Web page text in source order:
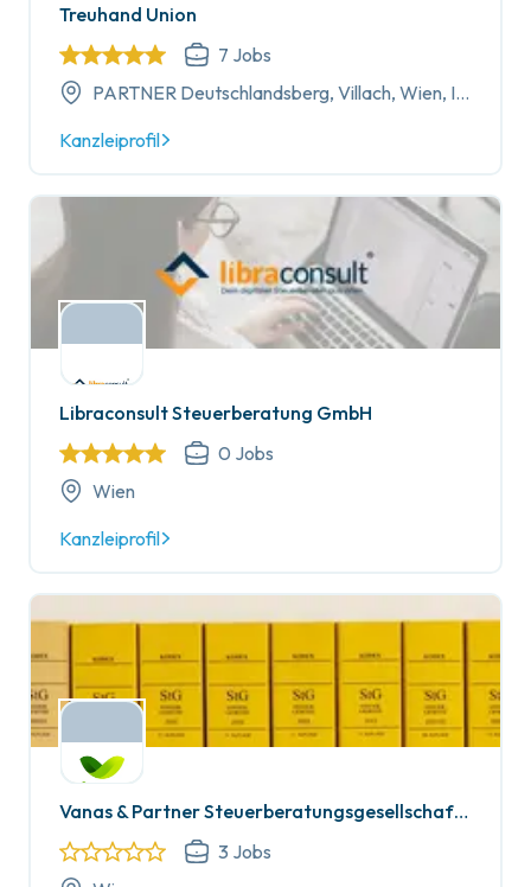
Treuhand Union
7 Jobs
PARTNER Deutschlandsberg, Villach, Wien, Innsbruck, Salzburg, Neusiedl am See, Baden, Klagenfurt, Eisenstadt, Wels, Linz
Kanzleiprofil
Libraconsult Steuerberatung GmbH
0 Jobs
Wien
Kanzleiprofil
Vanas & Partner Steuerberatungsgesellschaft mbH
3 Jobs